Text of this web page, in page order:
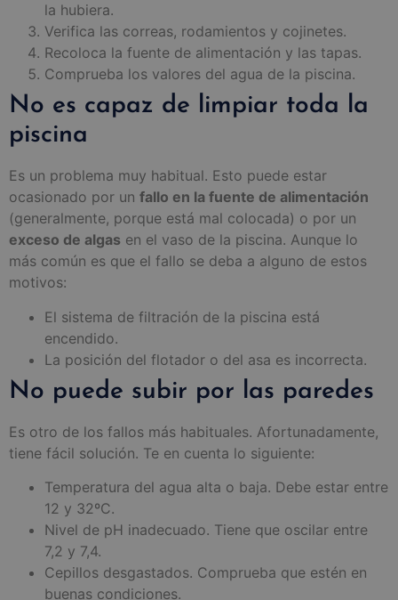
la hubiera.
Verifica las correas, rodamientos y cojinetes.
Recoloca la fuente de alimentación y las tapas.
Comprueba los valores del agua de la piscina.
No es capaz de limpiar toda la
piscina
Es un problema muy habitual. Esto puede estar
ocasionado por un fallo en la fuente de alimentación
(generalmente, porque está mal colocada) o por un
exceso de algas en el vaso de la piscina. Aunque lo
más común es que el fallo se deba a alguno de estos
motivos:
El sistema de filtración de la piscina está
encendido.
La posición del flotador o del asa es incorrecta.
No puede subir por las paredes
Es otro de los fallos más habituales. Afortunadamente,
tiene fácil solución. Te en cuenta lo siguiente:
Temperatura del agua alta o baja. Debe estar entre
12 y 32ºC.
Nivel de pH inadecuado. Tiene que oscilar entre
7,2 y 7,4.
Cepillos desgastados. Comprueba que estén en
buenas condiciones.